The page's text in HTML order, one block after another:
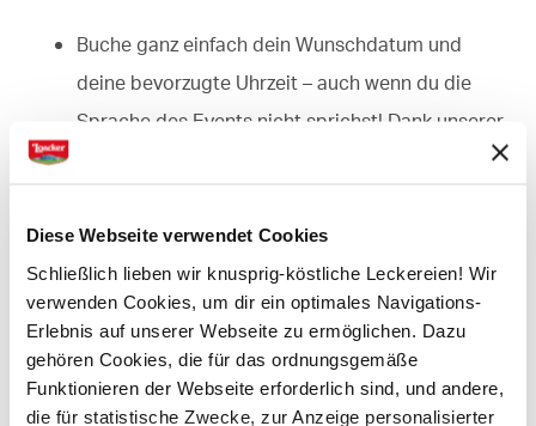
Diese Webseite verwendet Cookies
Schließlich lieben wir knusprig-köstliche Leckereien! Wir
verwenden Cookies, um dir ein optimales Navigations-
Erlebnis auf unserer Webseite zu ermöglichen. Dazu
gehören Cookies, die für das ordnungsgemäße
Funktionieren der Webseite erforderlich sind, und andere,
die für statistische Zwecke, zur Anzeige personalisierter
Buche ganz einfach dein Wunschdatum und
deine bevorzugte Uhrzeit – auch wenn du die
Sprache des Events nicht sprichst! Dank unserer
erleben. Die Geräte sind kinderleicht zu
bedienen, auch für junge Teilnehmer geeignet,
und bieten eine große Auswahl an Sprachen.
Kinder bis 6 müssen von einem Erwachsenen
begleitet werden. Wenn dieser selbst